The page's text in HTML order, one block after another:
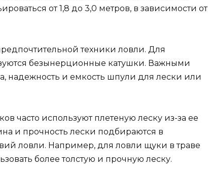
от 1,8 до 3,0 метров, в зависимости от
техники ловли. Для
безынерционные катушки. Важными
надежность и емкость шпули для лески или
часто используют плетеную леску из-за ее
и прочность лески подбираются в
ловли. Например, для ловли щуки в траве
более толстую и прочную леску.